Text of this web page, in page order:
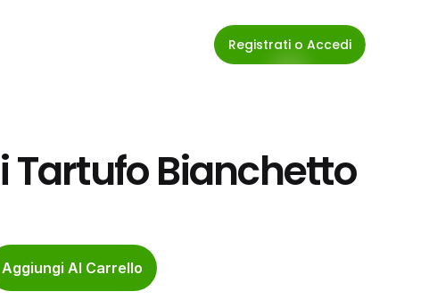
Registrati o Accedi
Tartufo Bianchetto
Aggiungi Al Carrello